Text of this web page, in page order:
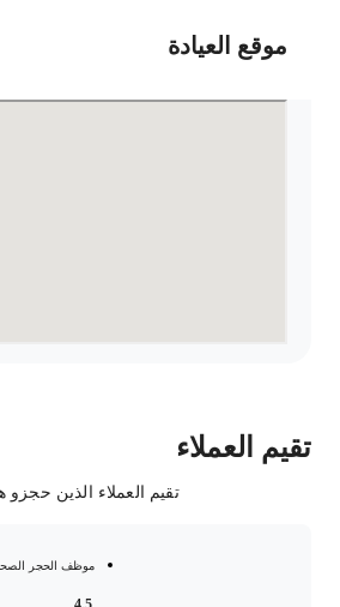
موقع العيادة
العملاء
تقيم العملاء الذين حجزو هذة
موظف الحجر الصحي،